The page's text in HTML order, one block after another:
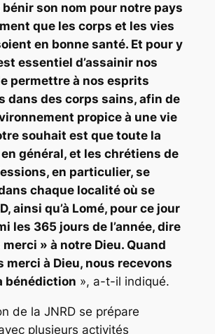
son nom pour notre pays
que les corps et les vies
en bonne santé. Et pour y
essentiel d’assainir nos
permettre à nos esprits
dans des corps sains, afin de
propice à une vie
souhait est que toute la
général, et les chrétiens de
en particulier, se
chaque localité où se
ainsi qu’à Lomé, pour ce jour
les 365 jours de l’année, dire
» à notre Dieu. Quand
merci à Dieu, nous recevons
bénédiction », a-t-il indiqué.
de la JNRD se prépare
plusieurs activités